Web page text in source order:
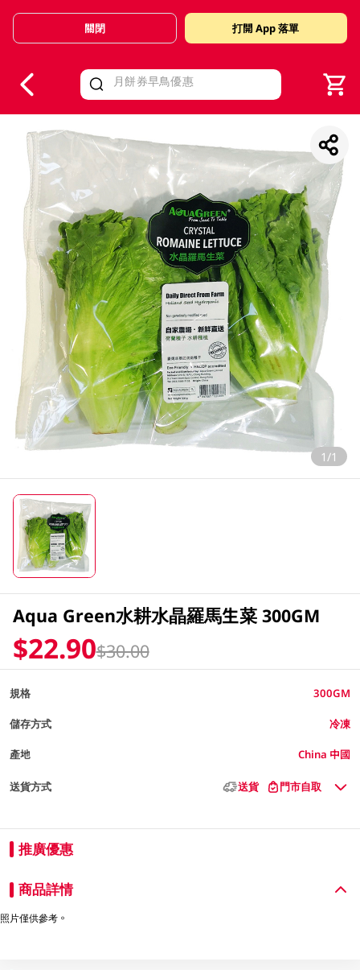
Valid Until 30 June 2026
關閉 打開 App 落單
1/1
Aqua Green水耕水晶羅馬生菜 300GM
$22.90$30.00
規格 300GM
儲存方式 冷凍
產地 China 中國
送貨方式 送貨 門市自取
推廣優惠
商品詳情
照片僅供參考。